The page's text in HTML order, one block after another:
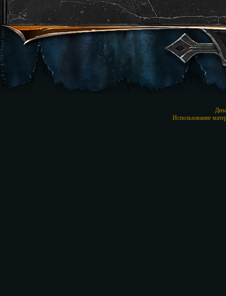
Использование